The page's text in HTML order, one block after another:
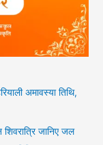
अमावस्या तिथि,
जानिए जल